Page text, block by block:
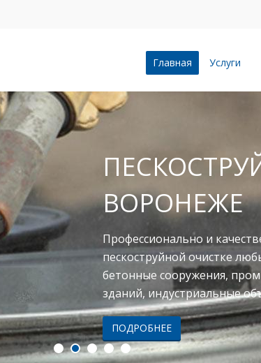
Главная Услуги
ВОРОНЕЖЕ
Профессионально и
пескоструйной очистке
бетонные сооружения,
зданий, индустриальные
ПОДРОБНЕЕ